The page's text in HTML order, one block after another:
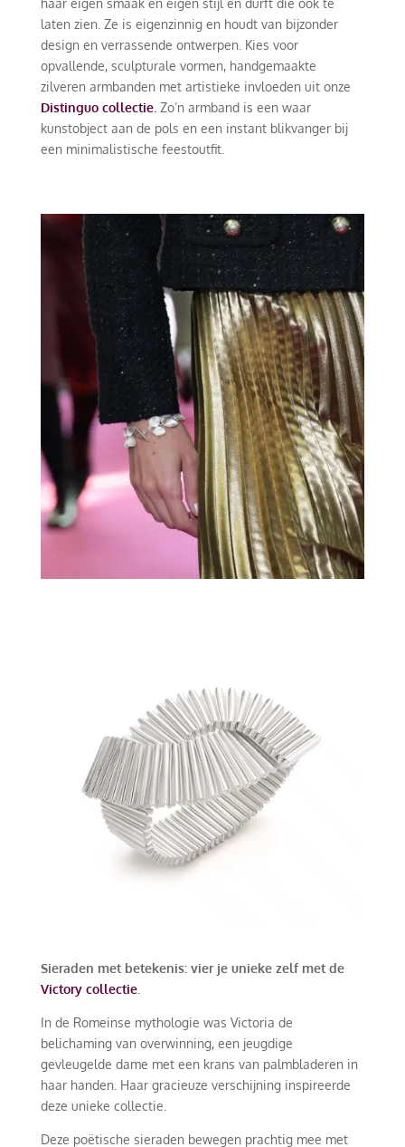
laten zien. Ze is eigenzinnig en houdt van bijzonder
design en verrassende ontwerpen. Kies voor
opvallende, sculpturale vormen, handgemaakte
zilveren armbanden met artistieke invloeden uit onze
Distinguo collectie. Zo’n armband is een waar
kunstobject aan de pols en een instant blikvanger bij
een minimalistische feestoutfit.
Sieraden met betekenis: vier je unieke zelf met de
Victory collectie.
In de Romeinse mythologie was Victoria de
belichaming van overwinning, een jeugdige
gevleugelde dame met een krans van palmbladeren in
haar handen. Haar gracieuze verschijning inspireerde
deze unieke collectie.
Deze poëtische sieraden bewegen prachtig mee met